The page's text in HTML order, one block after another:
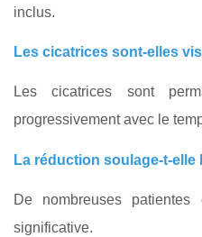
inclus.
Les cicatrices sont-elles
Les cicatrices sont
progressivement avec le
La réduction soulage-t-elle
De nombreuses patientes
significative.